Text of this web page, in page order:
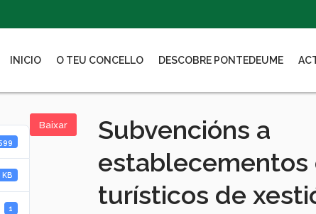
INICIO O TEU CONCELLO DESCOBRE PONTEDEUME
Baixar
KB
1
Subvencións a
establecementos
turísticos de